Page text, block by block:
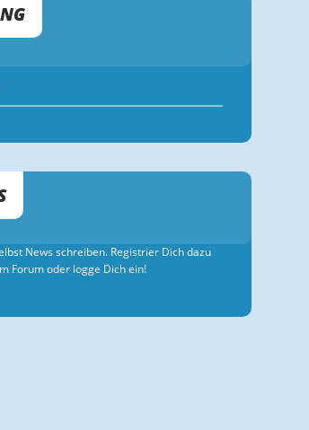
News schreiben. Registrier Dich dazu
Forum oder logge Dich ein!